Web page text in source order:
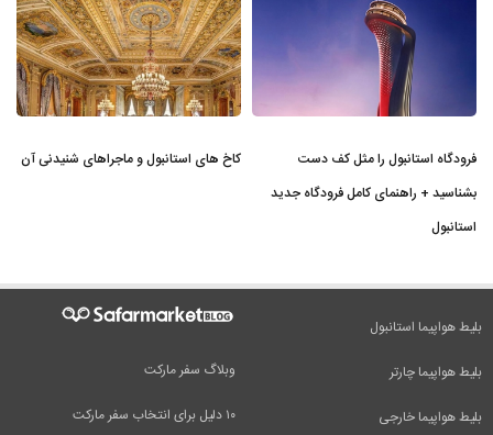
فرودگاه استانبول را مثل کف دست
بشناسید + راهنمای کامل فرودگاه جدید
استانبول
کاخ های استانبول و ماجراهای شنیدنی آن
وبلاگ سفر مارکت
۱۰ دلیل برای انتخاب سفر مارکت
بلیط هواپیما استانبول
بلیط هواپیما چارتر
بلیط هواپیما خارجی